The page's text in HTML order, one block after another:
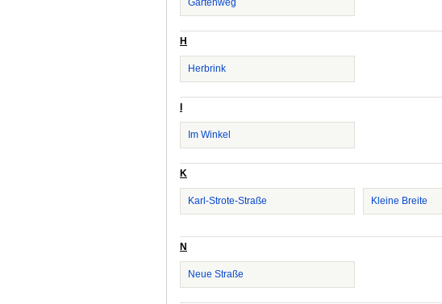
Gartenweg
H
Herbrink
Im Winkel
K
Karl-Strote-Straße Kleine Breite
N
Neue Straße